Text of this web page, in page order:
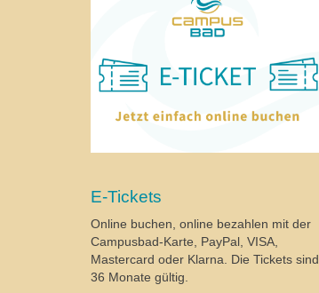
E-Tickets
Online buchen, online bezahlen mit der
Campusbad-Karte, PayPal, VISA,
Mastercard oder Klarna. Die Tickets sind
36 Monate gültig.